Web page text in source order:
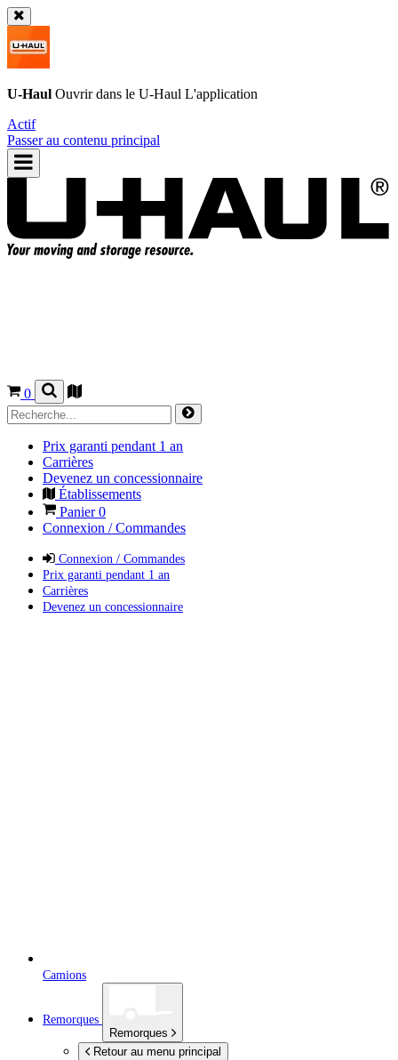
U-Haul Ouvrir dans le U-Haul L'application
Actif
Passer au contenu principal
0
Prix garanti pendant 1 an
Carrières
Devenez un concessionnaire
Établissements
Panier0
Connexion / Commandes
Connexion / Commandes
Prix garanti pendant 1 an
Carrières
Devenez un concessionnaire
Camions
Remorques
Remorques
Retour au menu principal